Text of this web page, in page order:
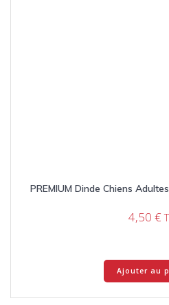
PREMIUM Dinde Chiens
4,50 €
Ajouter au